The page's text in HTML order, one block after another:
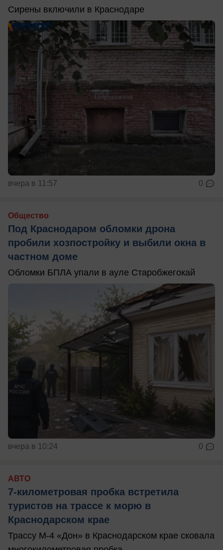
Сирены включили в Краснодаре
вчера в 11:57 0
Общество
Под Краснодаром обломки дрона
пробили хозпостройку и выбили окна в
частном доме
Обломки БПЛА упали в ауле Старобжегокай
вчера в 10:24 0
АВТО
7-километровая пробка встретила
туристов на трассе к морю в
Краснодарском крае
Трассу М-4 «Дон» в Краснодарском крае сковала